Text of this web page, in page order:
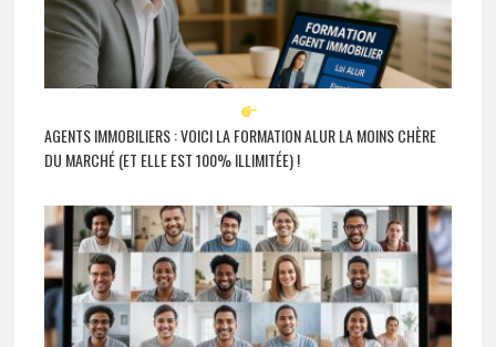
AGENTS IMMOBILIERS : VOICI LA FORMATION ALUR LA MOINS CHÈRE
DU MARCHÉ (ET ELLE EST 100% ILLIMITÉE) !